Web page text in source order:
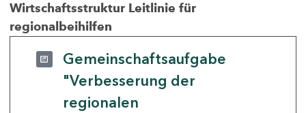
Wirtschaftsstruktur Leitlinie für
regionalbeihilfen
Gemeinschaftsaufgabe
"Verbesserung der
regionalen